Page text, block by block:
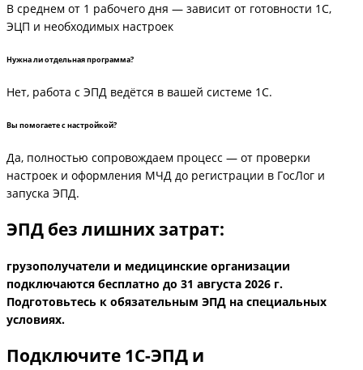
В среднем от 1 рабочего дня — зависит от готовности 1С,
ЭЦП и необходимых настроек
Нужна ли отдельная программа?
Нет, работа с ЭПД ведётся в вашей системе 1С.
Вы помогаете с настройкой?
Да, полностью сопровождаем процесс — от проверки
настроек и оформления МЧД до регистрации в ГосЛог и
запуска ЭПД.
ЭПД без лишних затрат:
грузополучатели и медицинские организации
подключаются бесплатно до 31 августа 2026 г.
Подготовьтесь к обязательным ЭПД на специальных
условиях.
Подключите 1С-ЭПД и